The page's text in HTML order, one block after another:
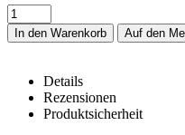
In den Warenkorb
Details
Rezensionen
Produktsicherheit